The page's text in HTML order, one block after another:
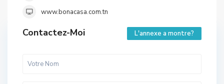
www.bonacasa.com.tn
Contactez-Moi L'annexe a montre?